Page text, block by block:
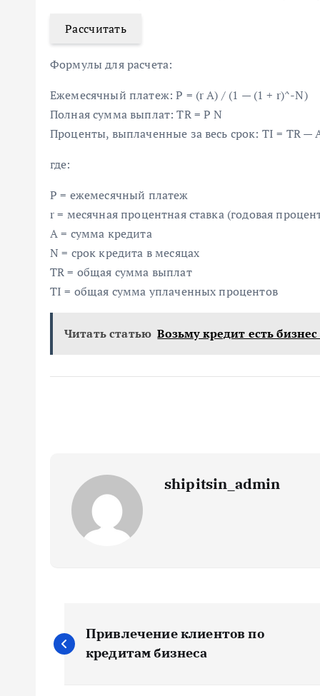
Рассчитать
Формулы для расчета:
Ежемесячный платеж: P = (r A) / (1 — (1 + r)^-N)
Полная сумма выплат: TR = P N
Проценты, выплаченные за весь срок: TI = TR —
где:
P = ежемесячный платеж
r = месячная процентная ставка (годовая
A = сумма кредита
N = срок кредита в месяцах
TR = общая сумма выплат
TI = общая сумма уплаченных процентов
Читать статью Возьму кредит есть
shipitsin_admin
Н
а
Привлечение клиентов по
кредитам бизнеса